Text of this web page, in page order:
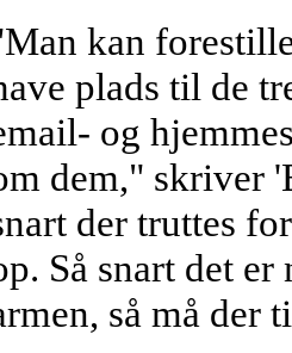
kan
plads til de
og
dem," skriver
der truttes
Så snart det
så må der